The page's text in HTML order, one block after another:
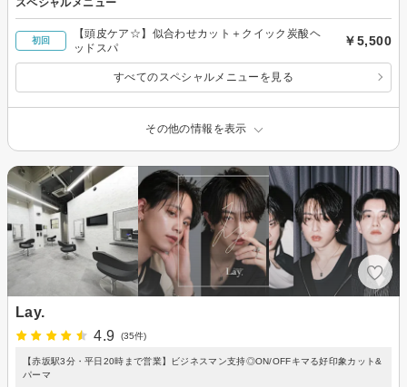
初回
【頭皮ケア☆】似合わせカット＋クイック炭酸ヘ
ッドスパ
￥5,500
すべてのスペシャルメニューを見る
その他の情報を表示
Lay.
4.9
(35件)
【赤坂駅3分・平日20時まで営業】ビジネスマン支持◎ON/OFFキマる好印象カット&
パーマ